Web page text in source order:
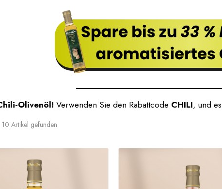
Olivenöl! Verwenden Sie den Rabattcode CHILI, und
10 Artikel gefunden